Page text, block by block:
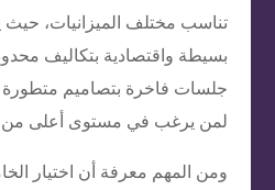
تناسب مختلف الميزانيات، حيث
بسيطة واقتصادية بتكاليف
جلسات فاخرة بتصاميم متطورة
لمن يرغب في مستوى أعلى من
ومن المهم معرفة أن اختيار